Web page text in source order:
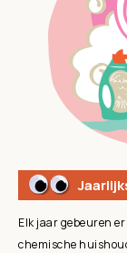
Elk jaar gebeuren
chemische